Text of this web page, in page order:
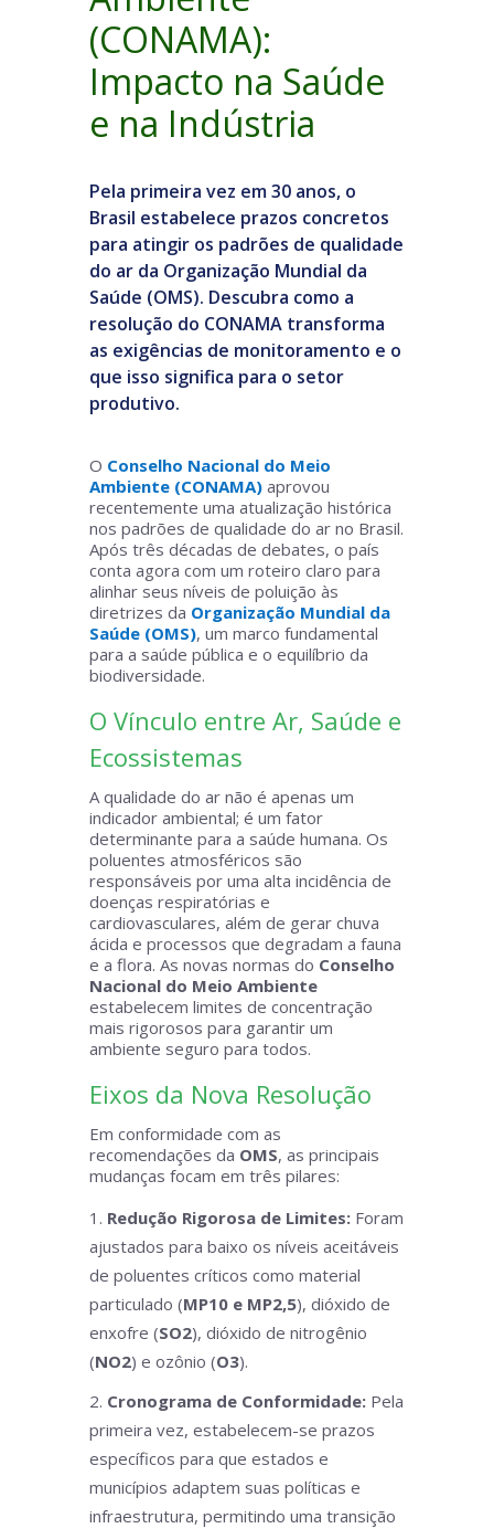
(CONAMA):
Impacto na Saúde
e na Indústria
Pela primeira vez em 30 anos, o
Brasil estabelece prazos concretos
para atingir os padrões de qualidade
do ar da Organização Mundial da
Saúde (OMS). Descubra como a
resolução do CONAMA transforma
as exigências de monitoramento e o
que isso significa para o setor
produtivo.
O Conselho Nacional do Meio
Ambiente (CONAMA)aprovou
recentemente uma atualização histórica
nos padrões de qualidade do ar no Brasil.
Após três décadas de debates, o país
conta agora com um roteiro claro para
alinhar seus níveis de poluição às
diretrizes da Organização Mundial da
Saúde (OMS), um marco fundamental
para a saúde pública e o equilíbrio da
biodiversidade.
O Vínculo entre Ar, Saúde e
Ecossistemas
A qualidade do ar não é apenas um
indicador ambiental; é um fator
determinante para a saúde humana. Os
poluentes atmosféricos são
responsáveis por uma alta incidência de
doenças respiratórias e
cardiovasculares, além de gerar chuva
ácida e processos que degradam a fauna
e a flora. As novas normas do Conselho
Nacional do Meio Ambiente
estabelecem limites de concentração
mais rigorosos para garantir um
ambiente seguro para todos.
Eixos da Nova Resolução
Em conformidade com as
recomendações da OMS, as principais
mudanças focam em três pilares:
Redução Rigorosa de Limites:Foram
ajustados para baixo os níveis aceitáveis
de poluentes críticos como material
particulado (MP10 e MP2,5), dióxido de
enxofre (SO2), dióxido de nitrogênio
(NO2) e ozônio (O3).
Cronograma de Conformidade:Pela
primeira vez, estabelecem-se prazos
específicos para que estados e
municípios adaptem suas políticas e
infraestrutura, permitindo uma transição